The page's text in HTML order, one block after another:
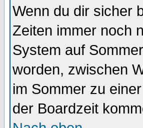
Wenn du dir sicher
Zeiten immer noch
System auf
worden, zwischen
im Sommer zu
der Boardzeit